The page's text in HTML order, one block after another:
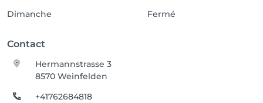
Dimanche
Fermé
Contact
Hermannstrasse 3
8570 Weinfelden
+41762684818